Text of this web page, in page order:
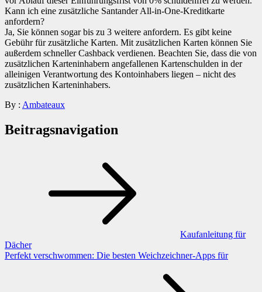
Kann ich eine zusätzliche Santander All-in-One-Kreditkarte
anfordern?
Ja, Sie können sogar bis zu 3 weitere anfordern. Es gibt keine
Gebühr für zusätzliche Karten. Mit zusätzlichen Karten können Sie
außerdem schneller Cashback verdienen. Beachten Sie, dass die von
zusätzlichen Karteninhabern angefallenen Kartenschulden in der
alleinigen Verantwortung des Kontoinhabers liegen – nicht des
zusätzlichen Karteninhabers.
By : Ambateaux
Beitragsnavigation
Kaufanleitung für
Dächer
Perfekt verschwommen: Die besten Weichzeichner-Apps für